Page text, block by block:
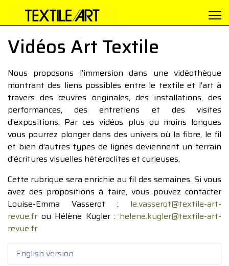
Vidéos Art Textile
Nous proposons l’immersion dans une vidéothèque
montrant des liens possibles entre le textile et l’art à
travers des œuvres originales, des installations, des
performances, des entretiens et des visites
d’expositions. Par ces vidéos plus ou moins longues
vous pourrez plonger dans des univers où la fibre, le fil
et bien d’autres types de lignes deviennent un terrain
d’écritures visuelles hétéroclites et curieuses.
Cette rubrique sera enrichie au fil des semaines. Si vous
avez des propositions à faire, vous pouvez contacter
Louise-Emma Vasserot : le.vasserot@textile-art-
revue.fr ou Hélène Kugler : helene.kugler@textile-art-
revue.fr
English version